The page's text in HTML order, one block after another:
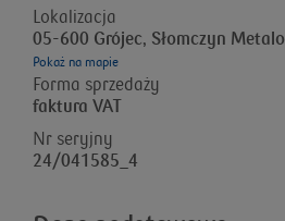
Lokalizacja
05-600 Grójec, Słomczyn
Pokaż na mapie
Forma sprzedaży
faktura VAT
Nr seryjny
24/041585_4